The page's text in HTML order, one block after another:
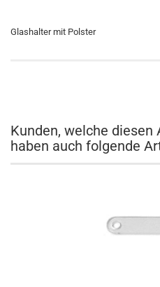
Glashalter mit Polster
Kunden, welche
haben auch folgende